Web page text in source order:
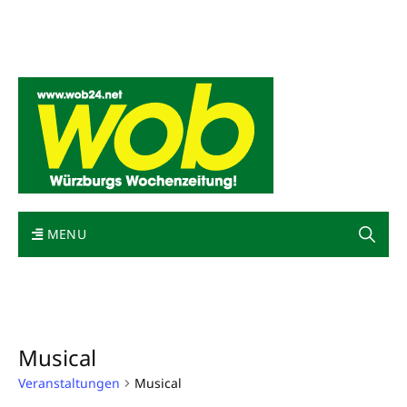
MENU
Musical
Veranstaltungen Musical